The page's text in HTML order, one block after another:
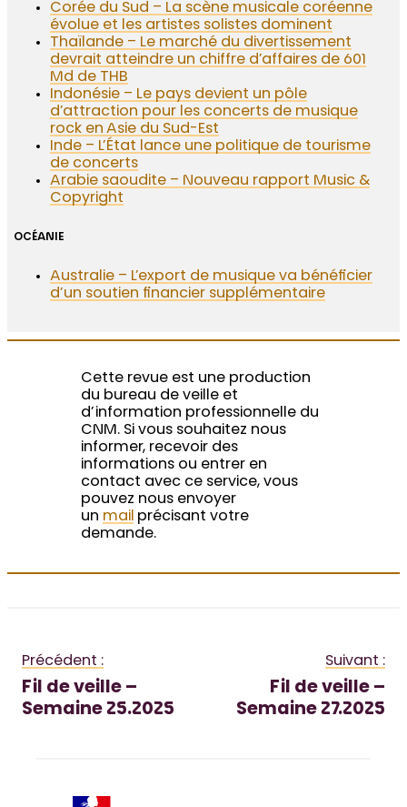
Corée du Sud – La scène musicale coréenne
évolue et les artistes solistes dominent
Thaïlande – Le marché du divertissement
devrait atteindre un chiffre d’affaires de 601
Md de THB
Indonésie – Le pays devient un pôle
d’attraction pour les concerts de musique
rock en Asie du Sud-Est
Inde – L’État lance une politique de tourisme
de concerts
Arabie saoudite – Nouveau rapport Music &
Copyright
OCÉANIE
Australie – L’export de musique va bénéficier
d’un soutien financier supplémentaire
Cette revue est une production
du bureau de veille et
d’information professionnelle du
CNM. Si vous souhaitez nous
informer, recevoir des
informations ou entrer en
contact avec ce service, vous
pouvez nous envoyer
un mail précisant votre
demande.
Précédent :
Fil de veille –
Semaine 25.2025
Suivant :
Fil de veille –
Semaine 27.2025